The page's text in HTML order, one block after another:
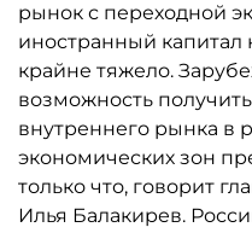
рынок с переходной
иностранный
крайне тяжело.
возможность
внутреннего рынка в
экономических зон
только что, говорит
Илья Балакирев.